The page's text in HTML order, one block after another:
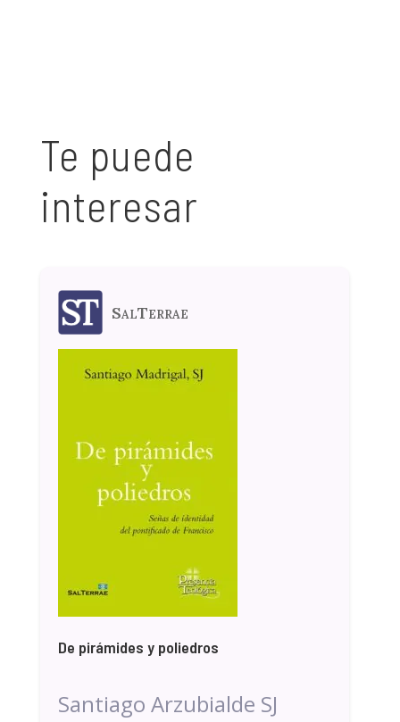
Te puede
interesar
SalTerrae
De pirámides y poliedros
Santiago Arzubialde SJ